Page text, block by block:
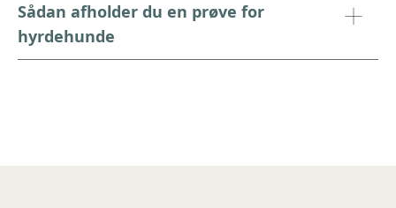
Sådan afholder du en prøve for
hyrdehunde